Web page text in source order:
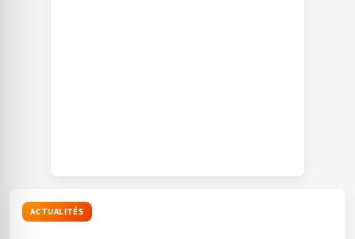
ACTUALITÉS